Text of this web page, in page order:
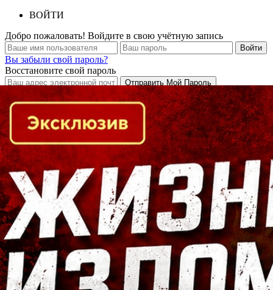
ВОЙТИ
Добро пожаловать! Войдите в свою учётную запись
Вы забыли свой пароль?
Восстановите свой пароль
Кто есть кто в Байкальском регионе